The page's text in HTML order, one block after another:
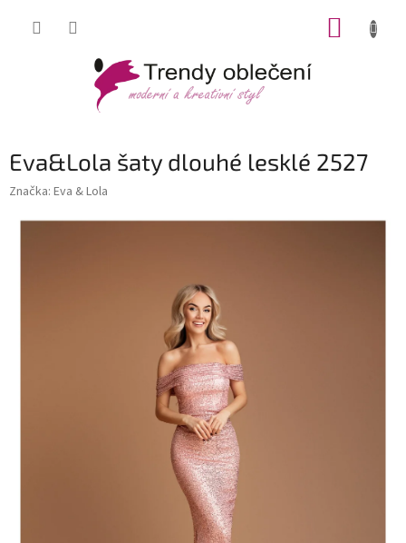
Eva&Lola šaty dlouhé lesklé 2527
Značka: Eva & Lola